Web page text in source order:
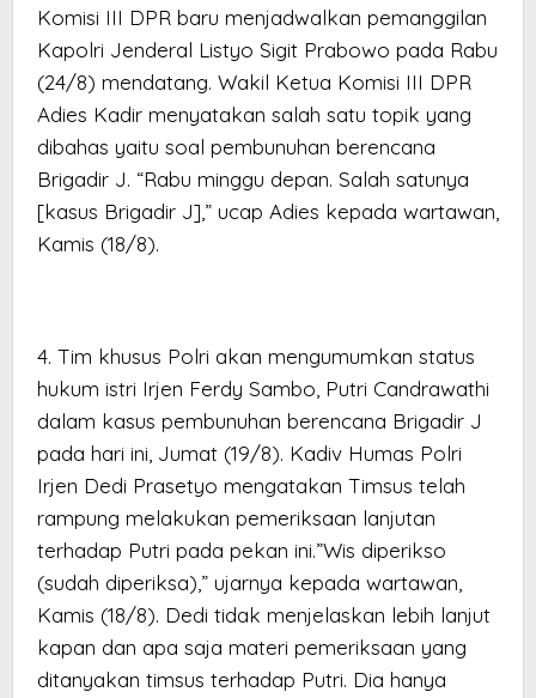
Komisi III DPR baru menjadwalkan pemanggilan
Kapolri Jenderal Listyo Sigit Prabowo pada Rabu
(24/8) mendatang. Wakil Ketua Komisi III DPR
Adies Kadir menyatakan salah satu topik yang
dibahas yaitu soal pembunuhan berencana
Brigadir J. “Rabu minggu depan. Salah satunya
[kasus Brigadir J],” ucap Adies kepada wartawan,
Kamis (18/8).
4. Tim khusus Polri akan mengumumkan status
hukum istri Irjen Ferdy Sambo, Putri Candrawathi
dalam kasus pembunuhan berencana Brigadir J
pada hari ini, Jumat (19/8). Kadiv Humas Polri
Irjen Dedi Prasetyo mengatakan Timsus telah
rampung melakukan pemeriksaan lanjutan
terhadap Putri pada pekan ini.”Wis diperikso
(sudah diperiksa),” ujarnya kepada wartawan,
Kamis (18/8). Dedi tidak menjelaskan lebih lanjut
kapan dan apa saja materi pemeriksaan yang
ditanyakan timsus terhadap Putri. Dia hanya